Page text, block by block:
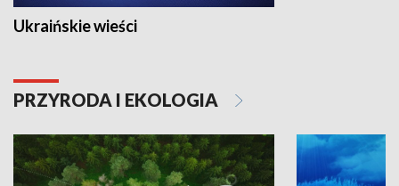
Ukraińskie wieści
PRZYRODA I EKOLOGIA